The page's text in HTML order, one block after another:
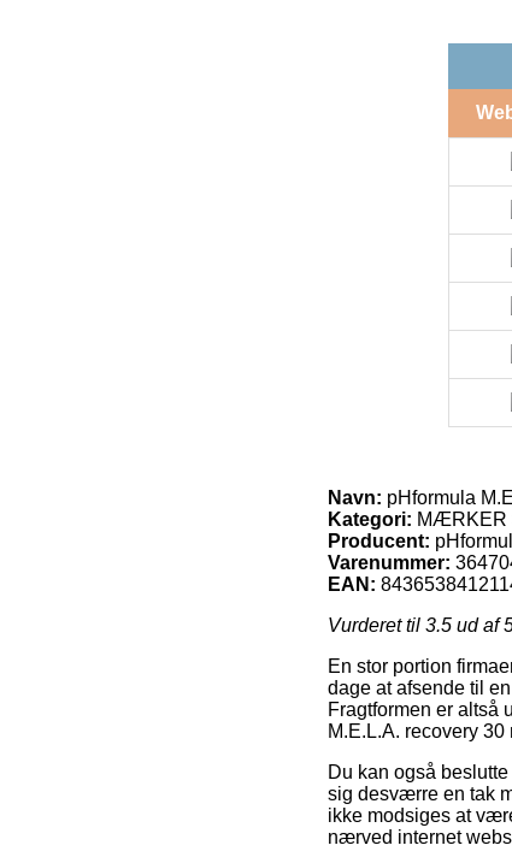
Navn: pHformula
Kategori: MÆRKER
Producent:
Varenummer:
EAN:
Vurderet til 3.5 ud af
En stor portion
dage at afsende til
Fragtformen er altså
M.E.L.A. recovery 30
Du kan også
sig desværre en tak
ikke modsiges at
nærved internet